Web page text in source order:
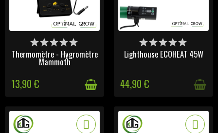
DISPONIBLE
Thermomètre - Hygromètre
Mammoth
13,90 €
VICTIME DE SON SUCCÈS
Lighthouse ECOHEAT 45W
44,90 €